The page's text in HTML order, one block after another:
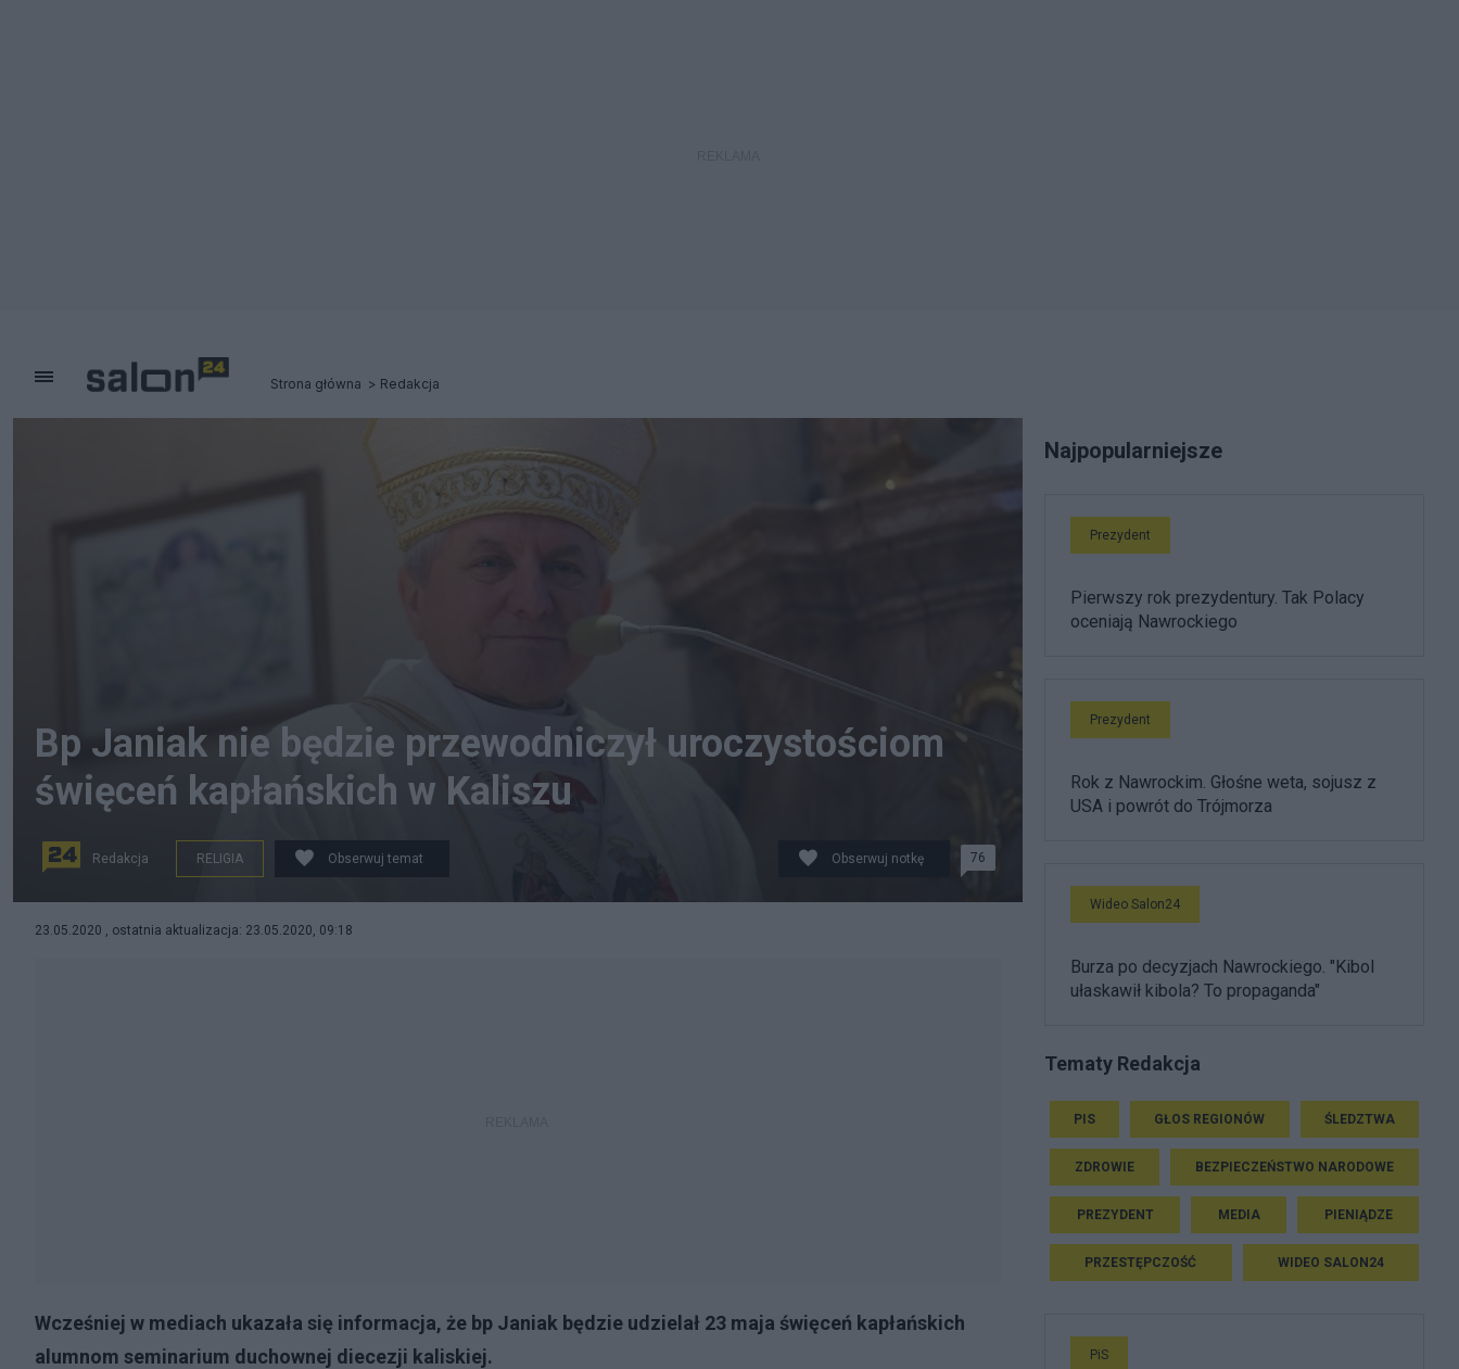
Strona główna Redakcja
Bp Janiak nie będzie przewodniczył uroczystościom
święceń kapłańskich w Kaliszu
Redakcja RELIGIA Obserwuj temat Obserwuj notkę 76
23.05.2020 , ostatnia aktualizacja: 23.05.2020, 09:18
Wcześniej w mediach ukazała się informacja, że bp Janiak będzie udzielał 23 maja święceń kapłańskich
alumnom seminarium duchownej diecezji kaliskiej.
Najpopularniejsze
Prezydent
Pierwszy rok prezydentury. Tak Polacy
oceniają Nawrockiego
Prezydent
Rok z Nawrockim. Głośne weta, sojusz z
USA i powrót do Trójmorza
Wideo Salon24
Burza po decyzjach Nawrockiego. "Kibol
ułaskawił kibola? To propaganda"
Tematy Redakcja
PIS GŁOS REGIONÓW ŚLEDZTWA
ZDROWIE BEZPIECZEŃSTWO NARODOWE
PREZYDENT MEDIA PIENIĄDZE
PRZESTĘPCZOŚĆ WIDEO SALON24
PiS